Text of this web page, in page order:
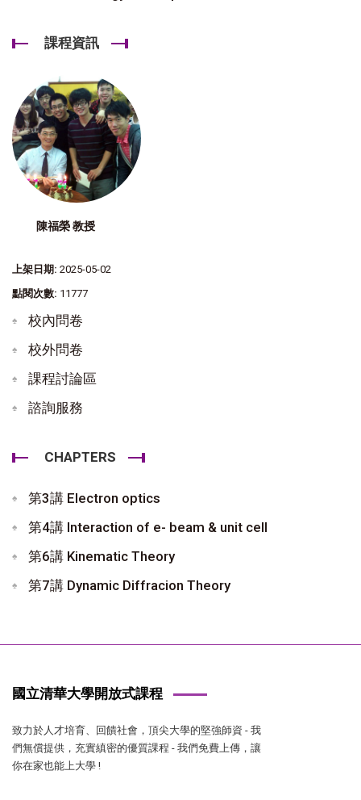
課程資訊
陳福榮 教授
上架日期: 2025-05-02
點閱次數: 11777
校內問卷
校外問卷
課程討論區
諮詢服務
CHAPTERS
第3講 Electron optics
第4講 Interaction of e- beam & unit cell
第6講 Kinematic Theory
第7講 Dynamic Diffracion Theory
國立清華大學開放式課程
致力於人才培育、回饋社會，頂尖大學的堅強師資 - 我
們無償提供，充實縝密的優質課程 - 我們免費上傳，讓
你在家也能上大學 !